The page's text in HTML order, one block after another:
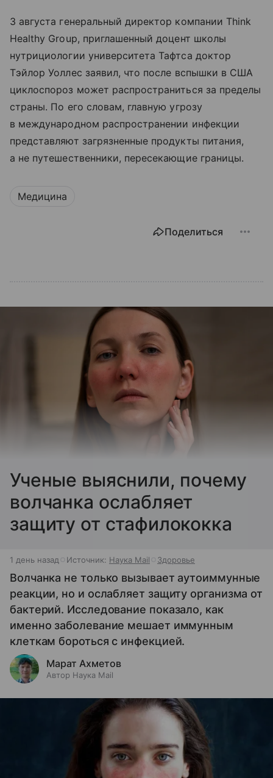
3 августа генеральный директор компании Think
Healthy Group, приглашенный доцент школы
нутрициологии университета Тафтса доктор
Тэйлор Уоллес заявил, что после вспышки в США
циклоспороз может распространиться за пределы
страны. По его словам, главную угрозу
в международном распространении инфекции
представляют загрязненные продукты питания,
а не путешественники, пересекающие границы.
Медицина
Поделиться
Ученые выяснили, почему
волчанка ослабляет
защиту от стафилококка
1 день назад Источник: Наука Mail Здоровье
Волчанка не только вызывает аутоиммунные
реакции, но и ослабляет защиту организма от
бактерий. Исследование показало, как
именно заболевание мешает иммунным
клеткам бороться с инфекцией.
Марат Ахметов
Автор Наука Mail